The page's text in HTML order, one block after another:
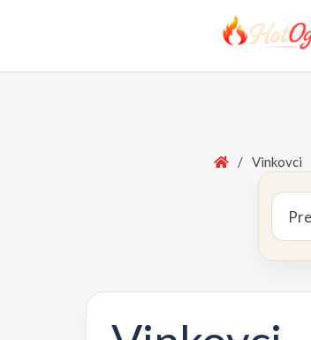
Home
/ Vinkovci
Search
for: